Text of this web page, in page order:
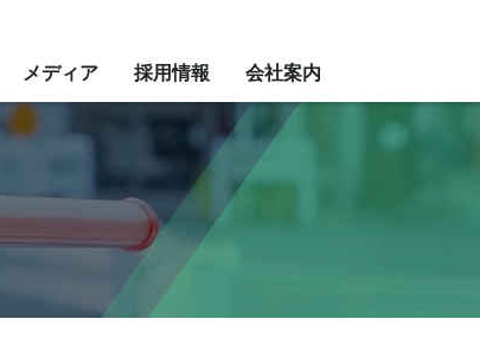
メディア 採用情報 会社案内